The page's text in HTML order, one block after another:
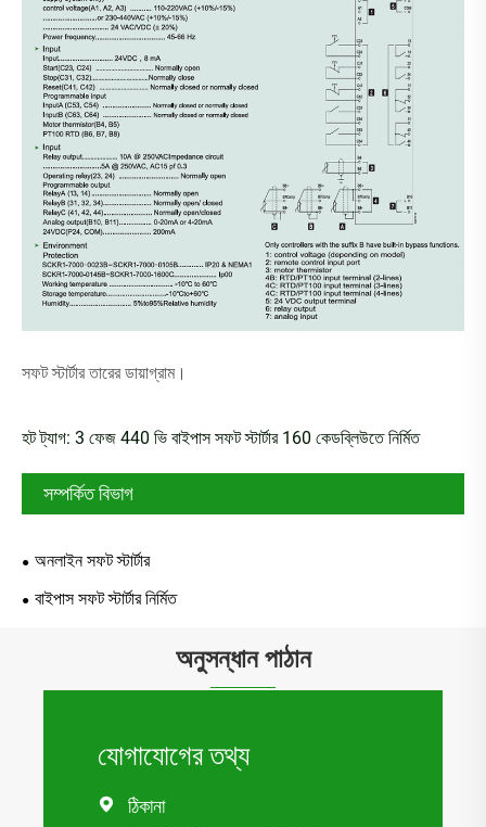
সফট স্টার্টার তারের ডায়াগ্রাম।
হট ট্যাগ: 3 ফেজ 440 ভি বাইপাস সফট স্টার্টার 160 কেডব্লিউতে নির্মিত
সম্পর্কিত বিভাগ
অনলাইন সফট স্টার্টার
বাইপাস সফট স্টার্টার নির্মিত
অনুসন্ধান পাঠান
যোগাযোগের তথ্য
 ঠিকানা